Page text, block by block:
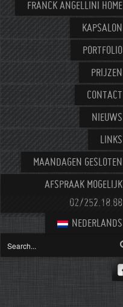
FRANCK ANGELLINI HOME
KAPSALON
PORTFOLIO
PRIJZEN
CONTACT
NIEUWS
LINKS
MAANDAGEN GESLOTEN
AFSPRAAK MOGELIJK
02/252.18.88
NEDERLANDS